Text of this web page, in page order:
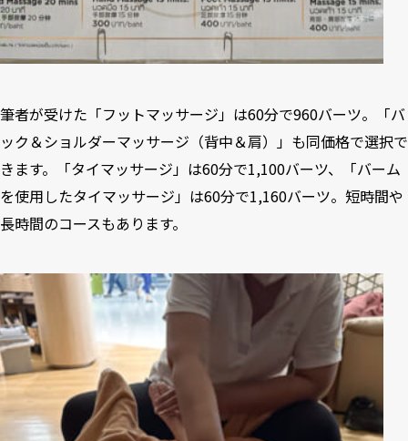
筆者が受けた「フットマッサージ」は60分で960バーツ。「バ
ック＆ショルダーマッサージ（背中＆肩）」も同価格で選択で
きます。「タイマッサージ」は60分で1,100バーツ、「バーム
を使用したタイマッサージ」は60分で1,160バーツ。短時間や
長時間のコースもあります。